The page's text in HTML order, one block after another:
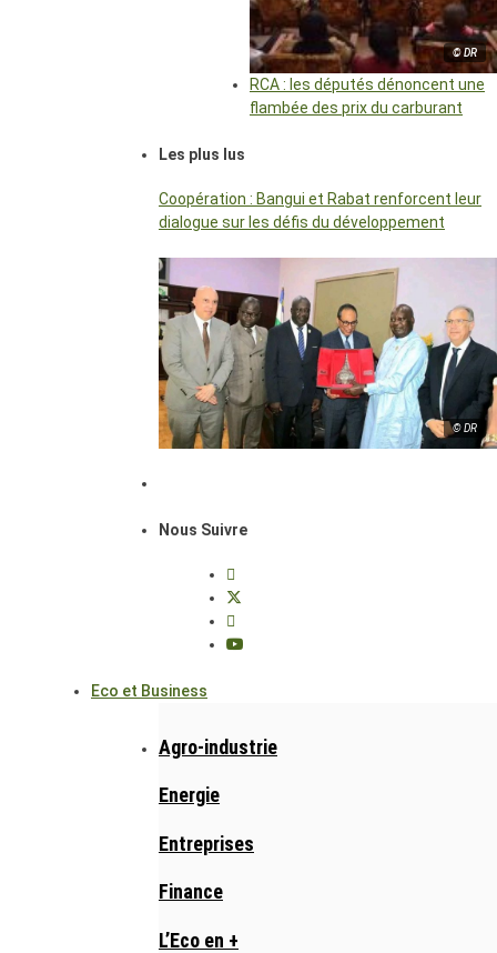
© DR
RCA : les députés dénoncent une
flambée des prix du carburant
Les plus lus
Coopération : Bangui et Rabat renforcent leur
dialogue sur les défis du développement
© DR
Nous Suivre
Eco et Business
Agro-industrie
Energie
Entreprises
Finance
L’Eco en +